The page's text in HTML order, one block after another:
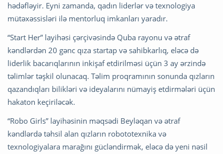
hədəfləyir. Eyni zamanda, qadın liderlər və texnologiya
mütəxəssisləri ilə mentorluq imkanları yaradır.
“Start Her” layihəsi çərçivəsində Quba rayonu və ətraf
kəndlərdən 20 gənc qıza startap və sahibkarlıq, eləcə də
liderlik bacarıqlarının inkişaf etdirilməsi üçün 3 ay ərzində
təlimlər təşkil olunacaq. Təlim proqramının sonunda qızların
qazandıqları bilikləri və ideyalarını nümayiş etdirmələri üçün
hakaton keçiriləcək.
“Robo Girls” layihəsinin məqsədi Beyləqan və ətraf
kəndlərdə təhsil alan qızların robototexnika və
texnologiyalara marağını gücləndirmək, eləcə də yeni nəsil